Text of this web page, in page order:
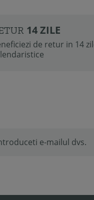
14 ZILE
de retur in 14